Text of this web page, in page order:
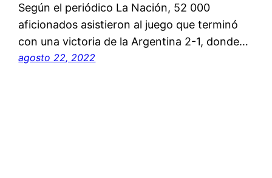
Según el periódico La Nación, 52 000
aficionados asistieron al juego que terminó
con una victoria de la Argentina 2-1, donde…
agosto 22, 2022